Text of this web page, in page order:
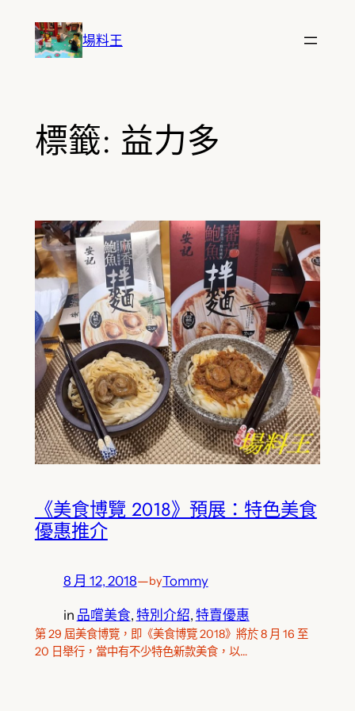
場料王
標籤: 益力多
《美食博覽 2018》預展：特色美食
優惠推介
8 月 12, 2018—byTommy
in 品嚐美食, 特別介紹, 特賣優惠
第 29 屆美食博覽，即《美食博覽 2018》將於 8 月 16 至
20 日舉行，當中有不少特色新款美食，以…